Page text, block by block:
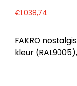
€1.038,74
FAKRO
kleur